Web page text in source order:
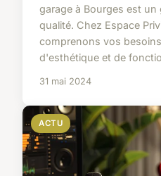
garage à Bourges est un
qualité. Chez Espace
comprenons vos
d'esthétique et de
31 mai 2024
ACTU